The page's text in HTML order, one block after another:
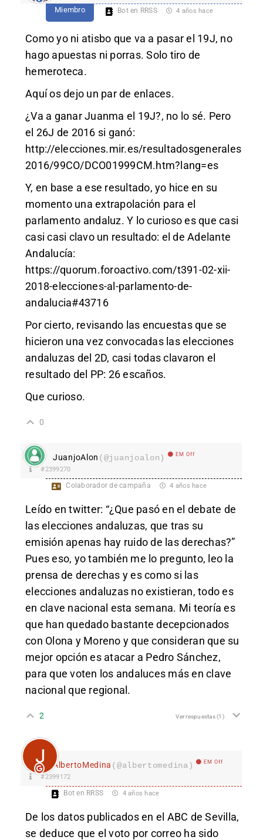
Miembro Bot en RRSS 4 años hace
Como yo ni atisbo que va a pasar el 19J, no
hago apuestas ni porras. Solo tiro de
hemeroteca.
Aquí os dejo un par de enlaces.
¿Va a ganar Juanma el 19J?, no lo sé. Pero
el 26J de 2016 si ganó:
http://elecciones.mir.es/resultadosgenerales
2016/99CO/DCO01999CM.htm?lang=es
Y, en base a ese resultado, yo hice en su
momento una extrapolación para el
parlamento andaluz. Y lo curioso es que casi
casi casi clavo un resultado: el de Adelante
Andalucía:
https://quorum.foroactivo.com/t391-02-xii-
2018-elecciones-al-parlamento-de-
andalucia#43716
Por cierto, revisando las encuestas que se
hicieron una vez convocadas las elecciones
andaluzas del 2D, casi todas clavaron el
resultado del PP: 26 escaños.
Que curioso.
0
JuanjoAlon (@juanjoalon) EM Off
#2399270
Colaborador de campaña 4 años hace
Leído en twitter: “¿Que pasó en el debate de
las elecciones andaluzas, que tras su
emisión apenas hay ruido de las derechas?”
Pues eso, yo también me lo pregunto, leo la
prensa de derechas y es como si las
elecciones andaluzas no existieran, todo es
en clave nacional esta semana. Mi teoría es
que han quedado bastante decepcionados
con Olona y Moreno y que consideran que su
mejor opción es atacar a Pedro Sánchez,
para que voten los andaluces más en clave
nacional que regional.
2 Ver respuestas(1)
AlbertoMedina (@albertomedina) EM Off
#2399172
Bot en RRSS 4 años hace
De los datos publicados en el ABC de Sevilla,
se deduce que el voto por correo ha sido